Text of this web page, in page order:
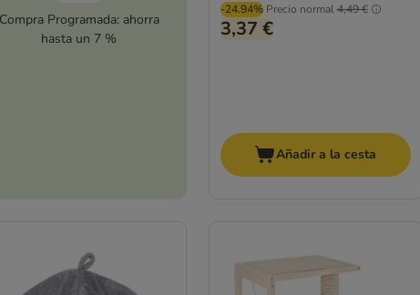
Compra Programada: ahorra
hasta un 7 %
-24.94% Precio normal4,49 €
3,37 €
Añadir a la cesta